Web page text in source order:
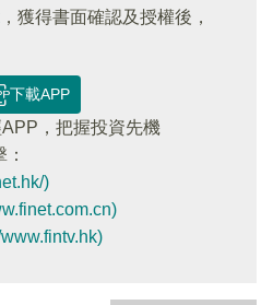
，獲得書面確認及授權後，
下載APP
，把握投資先機
)